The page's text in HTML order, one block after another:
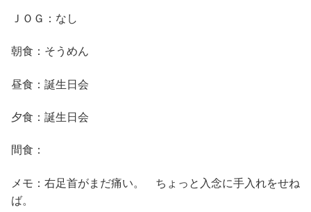
ＪＯＧ：なし
朝食：そうめん
昼食：誕生日会
夕食：誕生日会
間食：
メモ：右足首がまだ痛い。 ちょっと入念に手入れをせね
ば。